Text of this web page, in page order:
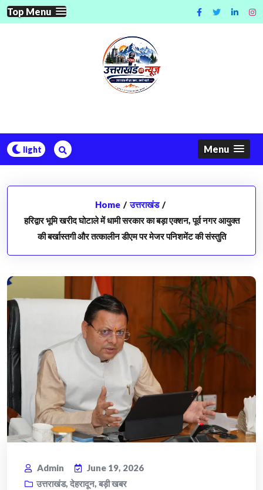
Skip
to
Top Menu
Menu
Home / उत्तराखंड /
हरिद्वार भूमि खरीद घोटाले में धामी सरकार का बड़ा एक्शन, पूर्व नगर आयुक्त
की बर्खास्तगी और तत्कालीन डीएम पर मेजर पनिशमेंट की संस्तुति
Admin
June 19, 2026
उत्तराखंड, देहरादून, बड़ी खबर